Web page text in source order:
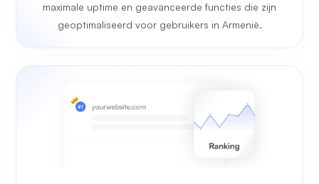
maximale uptime en geavanceerde functies die zijn
geoptimaliseerd voor gebruikers in Armenië.